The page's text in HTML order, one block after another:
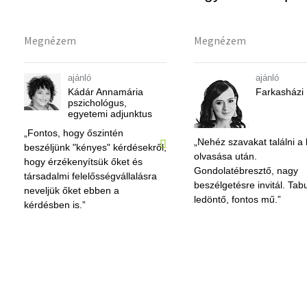
Megnézem
ajánló
Kádár Annamária
pszichológus,
egyetemi adjunktus
„Fontos, hogy őszintén
beszéljünk "kényes" kérdésekről,
hogy érzékenyítsük őket és
társadalmi felelősségvállalásra
neveljük őket ebben a
kérdésben is.”

Megnézem
ajánló
Farkasházi
„Nehéz szavakat találni a
olvasása után.
Gondolatébresztő, nagy
beszélgetésre invitál.
ledöntő, fontos mű.”